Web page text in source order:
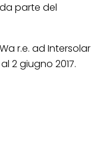
parte del
r.e. ad Intersolar
2 giugno 2017.